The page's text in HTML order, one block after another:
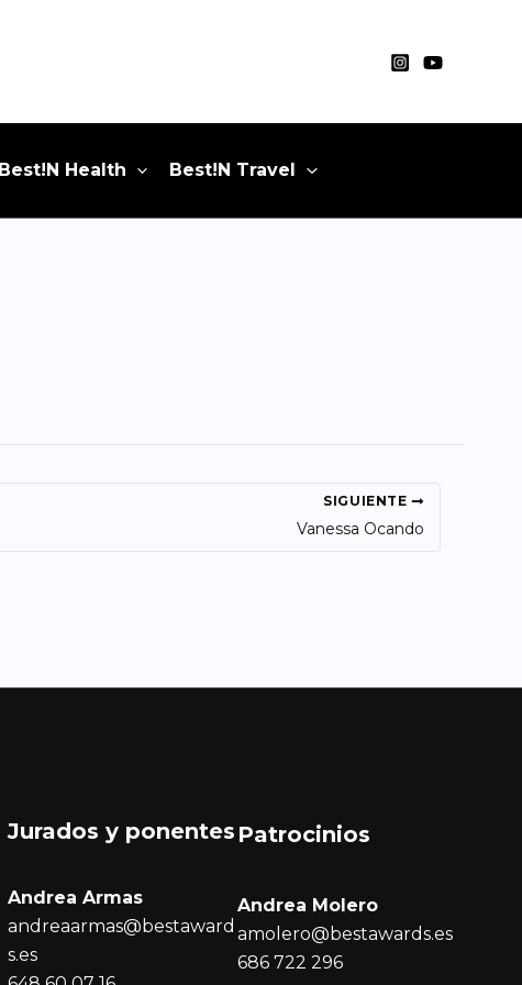
Best!N Health Best!N Travel
SIGUIENTE
Vanessa Ocando
Jurados y ponentes
Andrea Armas
andreaarmas@bestaward
s.es
Patrocinios
Andrea Molero
amolero@bestawards.es
686 722 296